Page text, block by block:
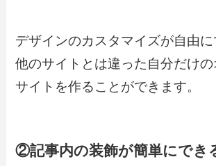
デザインのカスタマイズが自由に
他のサイトとは違った自分だけ
サイト を作ることができます。
②記事内の装飾が簡単にでき